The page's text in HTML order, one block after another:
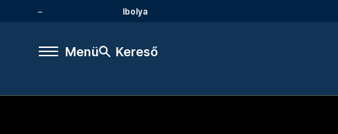
Ibolya
Menü Kereső